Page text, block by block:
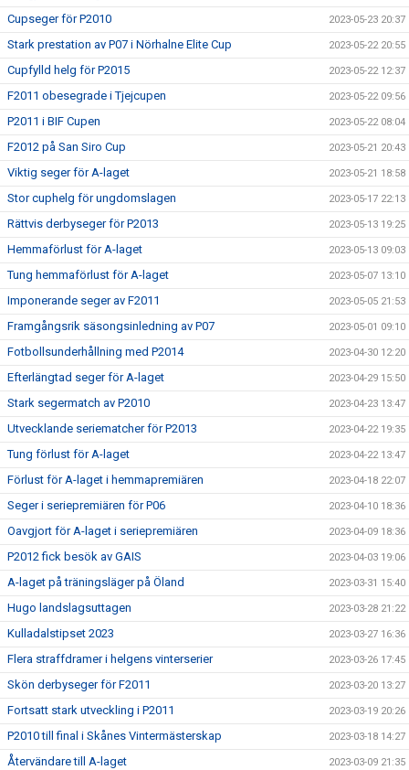
Cupseger för P2010 2023-05-23 20:37
Stark prestation av P07 i Nörhalne Elite Cup 2023-05-22 20:55
Cupfylld helg för P2015 2023-05-22 12:37
F2011 obesegrade i Tjejcupen 2023-05-22 09:56
P2011 i BIF Cupen 2023-05-22 08:04
F2012 på San Siro Cup 2023-05-21 20:43
Viktig seger för A-laget 2023-05-21 18:58
Stor cuphelg för ungdomslagen 2023-05-17 22:13
Rättvis derbyseger för P2013 2023-05-13 19:25
Hemmaförlust för A-laget 2023-05-13 09:03
Tung hemmaförlust för A-laget 2023-05-07 13:10
Imponerande seger av F2011 2023-05-05 21:53
Framgångsrik säsongsinledning av P07 2023-05-01 09:10
Fotbollsunderhållning med P2014 2023-04-30 12:20
Efterlängtad seger för A-laget 2023-04-29 15:50
Stark segermatch av P2010 2023-04-23 13:47
Utvecklande seriematcher för P2013 2023-04-22 19:35
Tung förlust för A-laget 2023-04-22 13:47
Förlust för A-laget i hemmapremiären 2023-04-18 22:07
Seger i seriepremiären för P06 2023-04-10 18:36
Oavgjort för A-laget i seriepremiären 2023-04-09 18:36
P2012 fick besök av GAIS 2023-04-03 19:06
A-laget på träningsläger på Öland 2023-03-31 15:40
Hugo landslagsuttagen 2023-03-28 21:22
Kulladalstipset 2023 2023-03-27 16:36
Flera straffdramer i helgens vinterserier 2023-03-26 17:45
Skön derbyseger för F2011 2023-03-20 13:27
Fortsatt stark utveckling i P2011 2023-03-19 20:26
P2010 till final i Skånes Vintermästerskap 2023-03-18 14:27
Återvändare till A-laget 2023-03-09 21:35